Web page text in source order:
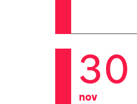
30
nov